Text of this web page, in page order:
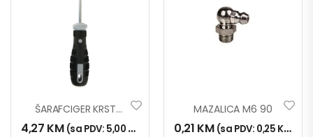
ŠARAFCIGER KRSTASTI PH2 X 100 Mm
4,27 KM (sa PDV: 5,00 KM
MAZALICA M6 90
0,21 KM (sa PDV: 0,25 KM